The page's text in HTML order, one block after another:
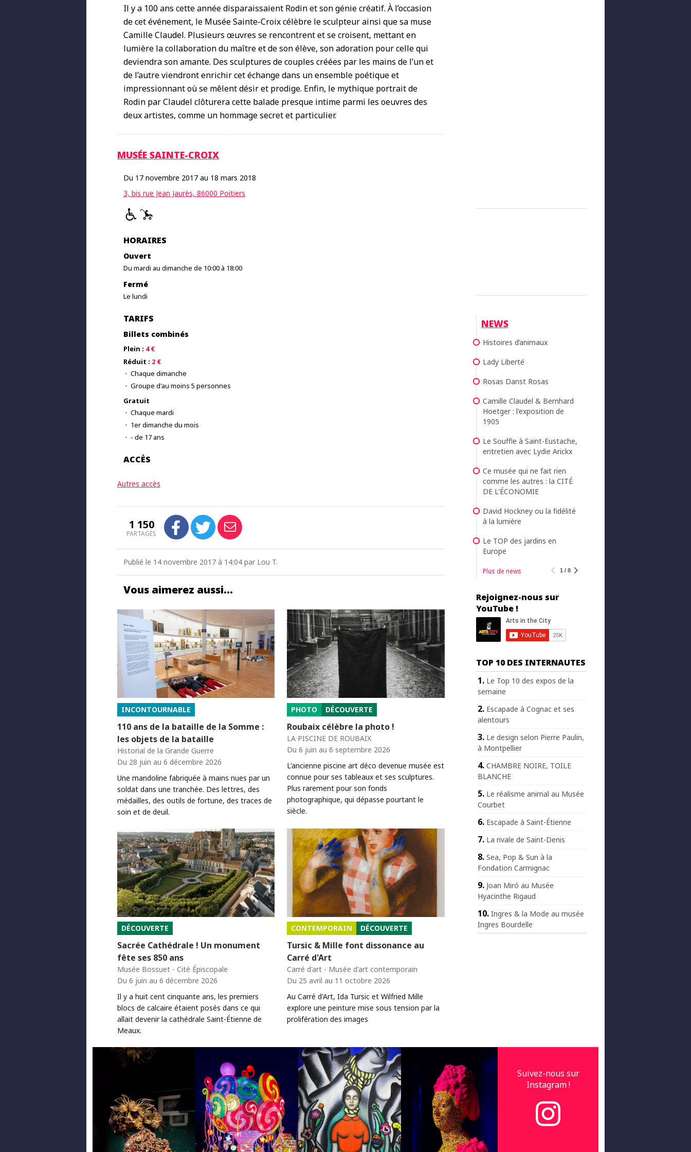
Il y a 100 ans cette année disparaissaient Rodin et son génie créatif. À l’occasion
de cet événement, le Musée Sainte-Croix célèbre le sculpteur ainsi que sa muse
Camille Claudel. Plusieurs œuvres se rencontrent et se croisent, mettant en
lumière la collaboration du maître et de son élève, son adoration pour celle qui
deviendra son amante. Des sculptures de couples créées par les mains de l’un et
de l’autre viendront enrichir cet échange dans un ensemble poétique et
impressionnant où se mêlent désir et prodige. Enfin, le mythique portrait de
Rodin par Claudel clôturera cette balade presque intime parmi les oeuvres des
deux artistes, comme un hommage secret et particulier.
MUSÉE SAINTE-CROIX
Du 17 novembre 2017 au 18 mars 2018
3, bis rue Jean Jaurès, 86000 Poitiers
HORAIRES
Ouvert
Du mardi au dimanche de 10:00 à 18:00
Fermé
Le lundi
TARIFS
Billets combinés
Plein : 4 €
Réduit : 2 €
Chaque dimanche
Groupe d'au moins 5 personnes
Gratuit
Chaque mardi
1er dimanche du mois
- de 17 ans
ACCÈS
Autres accès
1 150
PARTAGES
Publié le 14 novembre 2017 à 14:04 par Lou T.
Vous aimerez aussi…
INCONTOURNABLE
110 ans de la bataille de la Somme :
les objets de la bataille
Historial de la Grande Guerre
Du 28 juin au 6 décembre 2026
Une mandoline fabriquée à mains nues par un
soldat dans une tranchée. Des lettres, des
médailles, des outils de fortune, des traces de
soin et de deuil.
PHOTO DÉCOUVERTE
Roubaix célèbre la photo !
LA PISCINE DE ROUBAIX
Du 6 juin au 6 septembre 2026
L'ancienne piscine art déco devenue musée est
connue pour ses tableaux et ses sculptures.
Plus rarement pour son fonds
photographique, qui dépasse pourtant le
siècle.
DÉCOUVERTE
Sacrée Cathédrale ! Un monument
fête ses 850 ans
Musée Bossuet - Cité Épiscopale
Du 6 juin au 6 décembre 2026
Il y a huit cent cinquante ans, les premiers
blocs de calcaire étaient posés dans ce qui
allait devenir la cathédrale Saint-Étienne de
Meaux.
CONTEMPORAIN DÉCOUVERTE
Tursic & Mille font dissonance au
Carré d'Art
Carré d'art - Musée d'art contemporain
Du 25 avril au 11 octobre 2026
Au Carré d'Art, Ida Tursic et Wilfried Mille
explore une peinture mise sous tension par la
prolifération des images
NEWS
Histoires d’animaux
Lady Liberté
Rosas Danst Rosas
Camille Claudel & Bernhard
Hoetger : l'exposition de
1905
Le Souffle à Saint-Eustache,
entretien avec Lydie Arickx
Ce musée qui ne fait rien
comme les autres : la CITÉ
DE L'ÉCONOMIE
David Hockney ou la fidélité
à la lumière
Le TOP des jardins en
Europe
Plus de news 1 / 8
Rejoignez-nous sur
YouTube !
TOP 10 DES INTERNAUTES
Le Top 10 des expos de la
semaine
Escapade à Cognac et ses
alentours
Le design selon Pierre Paulin,
à Montpellier
CHAMBRE NOIRE, TOILE
BLANCHE
Le réalisme animal au Musée
Courbet
Escapade à Saint-Étienne
La rivale de Saint-Denis
Sea, Pop & Sun à la
Fondation Carmignac
Joan Miró au Musée
Hyacinthe Rigaud
Ingres & la Mode au musée
Ingres Bourdelle
Suivez-nous sur
Instagram !